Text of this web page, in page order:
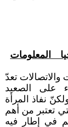
المعلومات
والاتصالات تعدّ
على الصعيد
نفاذ المرأة
تعتبر من أهم
في إطار فيه